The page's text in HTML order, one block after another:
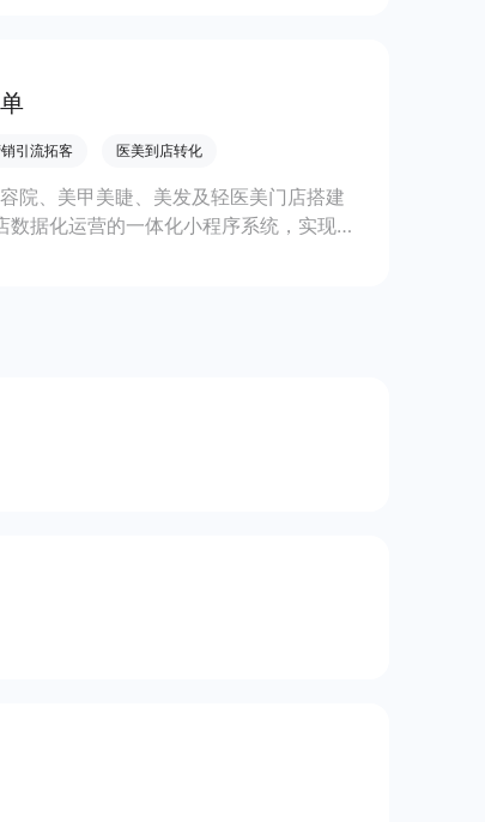
引流拓客 医美到店转化
院、美甲美睫、美发及轻医美门店搭建
据化运营的一体化小程序系统，实现低